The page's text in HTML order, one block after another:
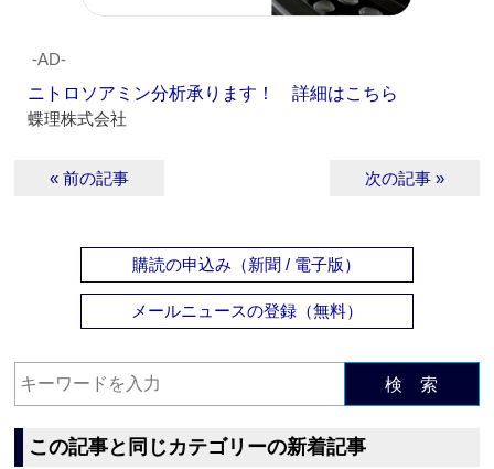
‐AD‐
ニトロソアミン分析承ります！ 詳細はこちら
蝶理株式会社
« 前の記事 次の記事 »
購読の申込み（新聞 / 電子版）
メールニュースの登録（無料）
検 索
この記事と同じカテゴリーの新着記事